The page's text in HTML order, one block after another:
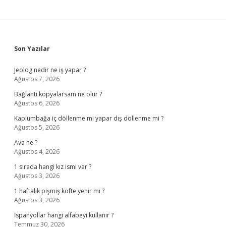
Sidebar
Son Yazılar
Jeolog nedir ne iş yapar ?
Ağustos 7, 2026
Bağlantı kopyalarsam ne olur ?
Ağustos 6, 2026
Kaplumbağa iç döllenme mi yapar dış döllenme mi ?
Ağustos 5, 2026
Ava ne ?
Ağustos 4, 2026
1 sırada hangi kız ismi var ?
Ağustos 3, 2026
1 haftalık pişmiş köfte yenir mi ?
Ağustos 3, 2026
İspanyollar hangi alfabeyi kullanır ?
Temmuz 30, 2026